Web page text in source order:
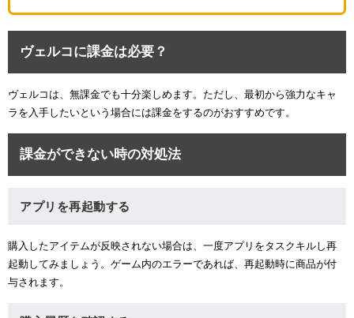
ヴェルコに課金は必要？
ヴェルコは、無課金でも十分楽しめます。ただし、最初から強力なキャ
ラを入手したいという場合には課金をするのがおすすめです。
課金ができない時の対処法
アプリを再起動する
購入したアイテムが反映されない場合は、一度アプリをタスクキルし再
起動してみましょう。ゲーム内のエラーであれば、再起動時に商品が付
与されます。